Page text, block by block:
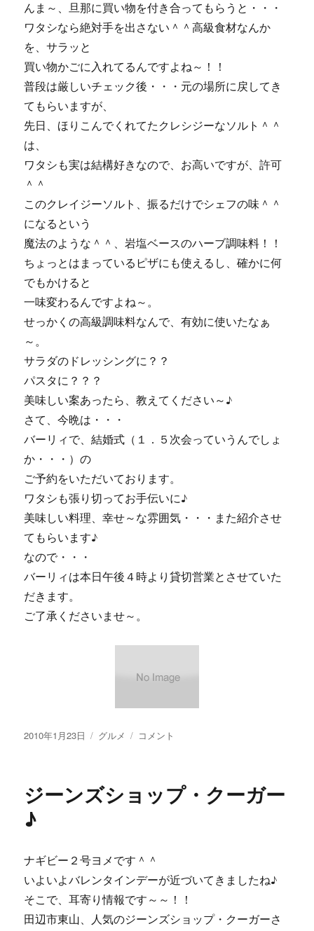
んま～、旦那に買い物を付き合ってもらうと・・・
ワタシなら絶対手を出さない＾＾高級食材なんか
を、サラッと
買い物かごに入れてるんですよね～！！
普段は厳しいチェック後・・・元の場所に戻してき
てもらいますが、
先日、ほりこんでくれてたクレシジーなソルト＾＾
は、
ワタシも実は結構好きなので、お高いですが、許可
＾＾
このクレイジーソルト、振るだけでシェフの味＾＾
になるという
魔法のような＾＾、岩塩ベースのハーブ調味料！！
ちょっとはまっているピザにも使えるし、確かに何
でもかけると
一味変わるんですよね～。
せっかくの高級調味料なんで、有効に使いたなぁ
～。
サラダのドレッシングに？？
パスタに？？？
美味しい案あったら、教えてください～♪
さて、今晩は・・・
バーリィで、結婚式（１．５次会っていうんでしょ
か・・・）の
ご予約をいただいております。
ワタシも張り切ってお手伝いに♪
美味しい料理、幸せ～な雰囲気・・・また紹介させ
てもらいます♪
なので・・・
バーリィは本日午後４時より貸切営業とさせていた
だきます。
ご了承くださいませ～。
投
2010年1月23日
カ
ー
グルメ
【画
ク
レ
＾
＾
コメント
ジーンズショップ・クーガー
♪
ナギビー２号ヨメです＾＾
いよいよバレンタインデーが近づいてきましたね♪
そこで、耳寄り情報です～～！！
田辺市東山、人気のジーンズショップ・クーガーさ